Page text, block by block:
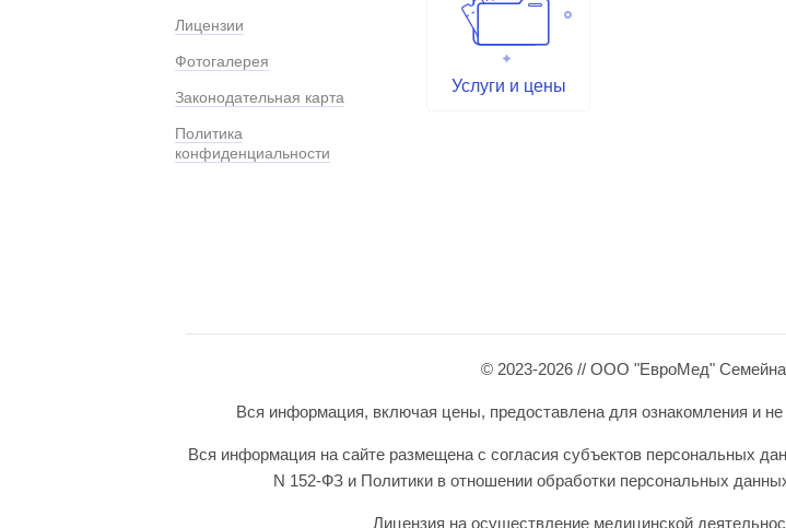
Лицензии
Фотогалерея
Законодательная карта
Политика
конфиденциальности
Услуги и цены
© 2023-2026 // ООО "ЕвроМед"
Вся информация, включая цены, предоставлена для ознакомления и
Вся информация на сайте размещена с согласия субъектов персональных
N 152-ФЗ и Политики в отношении обработки персональных
Лицензия на осуществление медицинской